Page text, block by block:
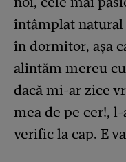
întâmplat natural
în dormitor, așa
alintăm mereu
dacă mi-ar zice
mea de pe cer!,
verific la cap. E